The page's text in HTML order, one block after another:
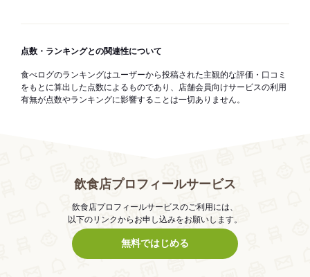
点数・ランキングとの関連性について
食べログのランキングはユーザーから投稿された主観的な評価・口コミ
をもとに算出した点数によるものであり、店舗会員向けサービスの利用
有無が点数やランキングに影響することは一切ありません。
飲食店プロフィールサービス
飲食店プロフィールサービスのご利用には、
以下のリンクからお申し込みをお願いします。
無料ではじめる